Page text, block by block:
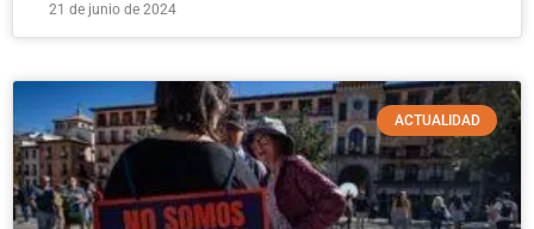
21 de junio de 2024
ACTUALIDAD